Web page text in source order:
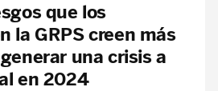
que los
la GRPS creen más
una crisis a
en 2024